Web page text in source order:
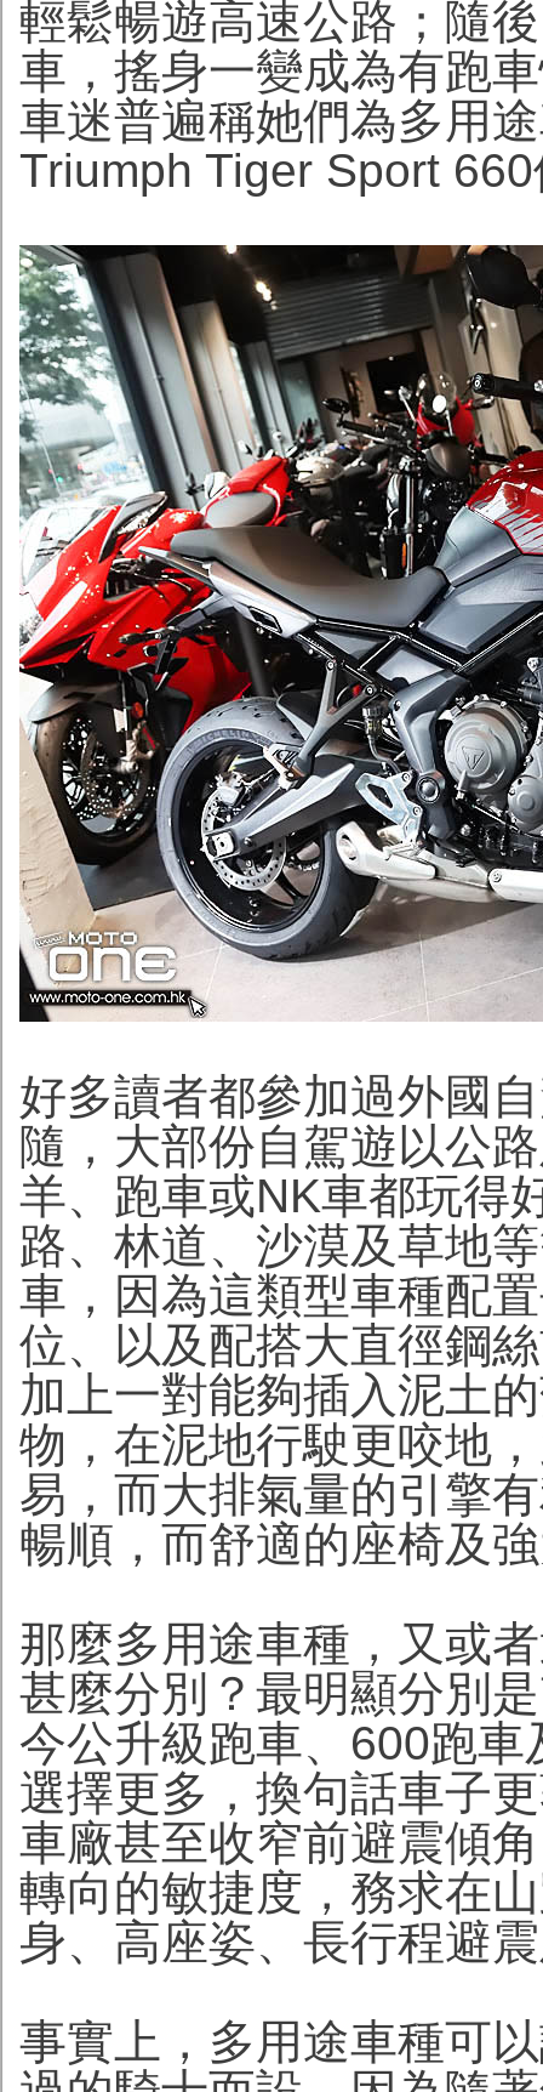
輕鬆暢遊高速公路；隨
車，搖身一變成為有跑
車迷普遍稱她們為多用
Triumph Tiger Sport
好多讀者都參加過外國
隨，大部份自駕遊以公
羊、跑車或NK車都玩得
路、林道、沙漠及草地
車，因為這類型車種配
位、以及配搭大直徑鋼
加上一對能夠插入泥土
物，在泥地行駛更咬地
易，而大排氣量的引擎
暢順，而舒適的座椅及
那麼多用途車種，又或
甚麼分別？最明顯分別
今公升級跑車、600跑
選擇更多，換句話車子
車廠甚至收窄前避震傾
轉向的敏捷度，務求在
身、高座姿、長行程避
事實上，多用途車種可